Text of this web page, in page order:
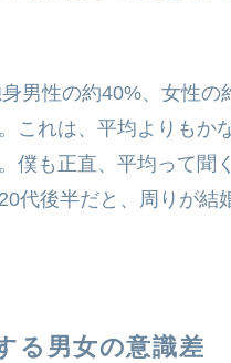
男性の約40%、女性
これは、平均よりもか
僕も正直、平均って聞
代後半だと、周りが結
る男女の意識差